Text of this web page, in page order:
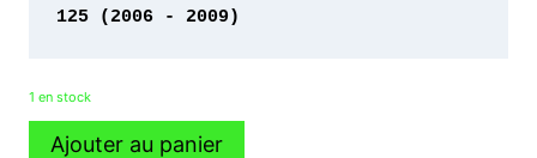
125 (2006 - 2009)
1 en stock
quantité
Ajouter au panier